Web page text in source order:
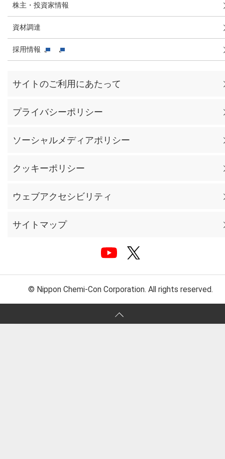
株主・投資家情報
資材調達
採用情報
サイトのご利用にあたって
プライバシーポリシー
ソーシャルメディアポリシー
クッキーポリシー
ウェブアクセシビリティ
サイトマップ
© Nippon Chemi-Con Corporation. All rights reserved.